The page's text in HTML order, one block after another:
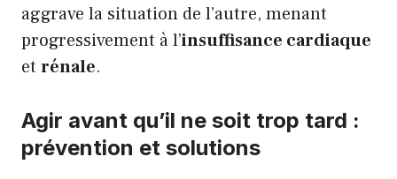
aggrave la situation de l’autre, menant
progressivement à l’insuffisance cardiaque
et rénale.
Agir avant qu’il ne soit trop tard :
prévention et solutions